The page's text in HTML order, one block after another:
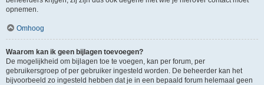
opnemen.
Omhoog
Waarom kan ik geen bijlagen toevoegen?
De mogelijkheid om bijlagen toe te voegen, kan per forum, per
gebruikersgroep of per gebruiker ingesteld worden. De beheerder kan het
bijvoorbeeld zo ingesteld hebben dat je in een bepaald forum helemaal geen